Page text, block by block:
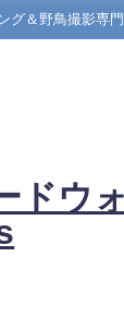
グ＆野鳥撮影専
ドウ